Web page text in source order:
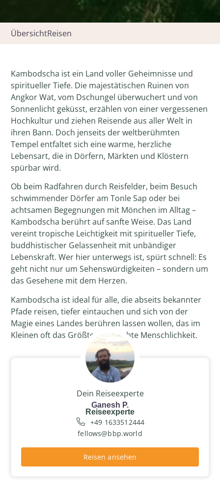
ÜbersichtReisen
Kambodscha ist ein Land voller Geheimnisse und
spiritueller Tiefe. Die majestätischen Ruinen von
Angkor Wat, vom Dschungel überwuchert und von
Sonnenlicht geküsst, erzählen von einer vergessenen
Hochkultur und ziehen Reisende aus aller Welt in
ihren Bann. Doch jenseits der weltberühmten
Tempel entfaltet sich eine warme, herzliche
Lebensart, die in Dörfern, Märkten und Klöstern
spürbar wird.
Ob beim Radfahren durch Reisfelder, beim Besuch
schwimmender Dörfer am Tonle Sap oder bei
achtsamen Begegnungen mit Mönchen im Alltag –
Kambodscha berührt auf sanfte Weise. Das Land
vereint tropische Leichtigkeit mit spiritueller Tiefe,
buddhistischer Gelassenheit mit unbändiger
Lebenskraft. Wer hier unterwegs ist, spürt schnell: Es
geht nicht nur um Sehenswürdigkeiten – sondern um
das Gesehene mit dem Herzen.
Kambodscha ist ideal für alle, die abseits bekannter
Pfade reisen, tiefer eintauchen und sich von der
Magie eines Landes berühren lassen wollen, das im
Kleinen oft das Größte zeigt: echte Menschlichkeit.
Dein Reiseexperte
Ganesh P.
Reiseexperte
+49 1633512444
fellows@bbp.world
Reisen ansehen